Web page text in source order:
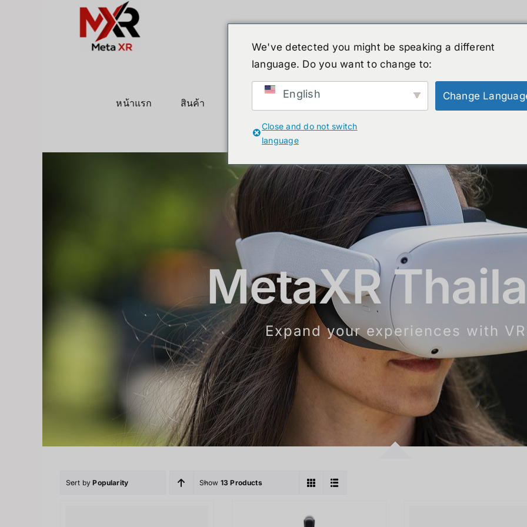
หน้าแรก สินค้า หุ่นยนต์รูปร่างมนุษย์ ร้านค้า
MetaXR
Expand your experiences with VR
Sort byPopularity Show 13 Products
We've detected you might be speaking a different
language. Do you want to change to:
English Change
Close and do not switch
language